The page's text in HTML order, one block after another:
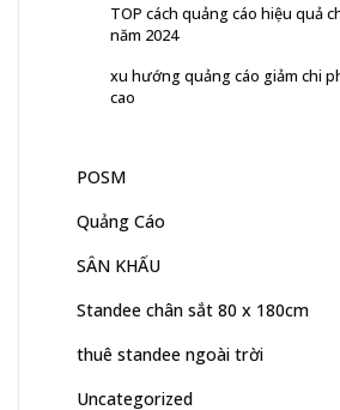
TOP cách quảng cáo hiệu quả
năm 2024
xu hướng quảng cáo giảm chi
cao
POSM
Quảng Cáo
SÂN KHẤU
Standee chân sắt 80 x 180cm
thuê standee ngoài trời
Uncategorized